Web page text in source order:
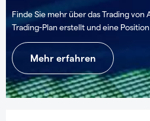
Finde Sie mehr über das Trading von
Trading-Plan erstellt und eine
Mehr erfahren